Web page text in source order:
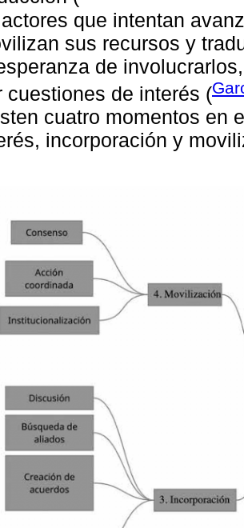
que intentan
sus recursos y
de
cuestiones de interés (
cuatro momentos en
incorporación y